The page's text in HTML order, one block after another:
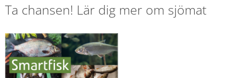
Ta chansen! Lär dig mer om sjömat